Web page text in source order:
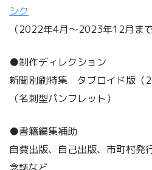
シク
（2022年4月～2023年12月まで
●制作ディレクション
新聞別刷特集 タブロイド版（
（名刺型パンフレット）
●書籍編集補助
自費出版、自己出版、市町村発
念誌など